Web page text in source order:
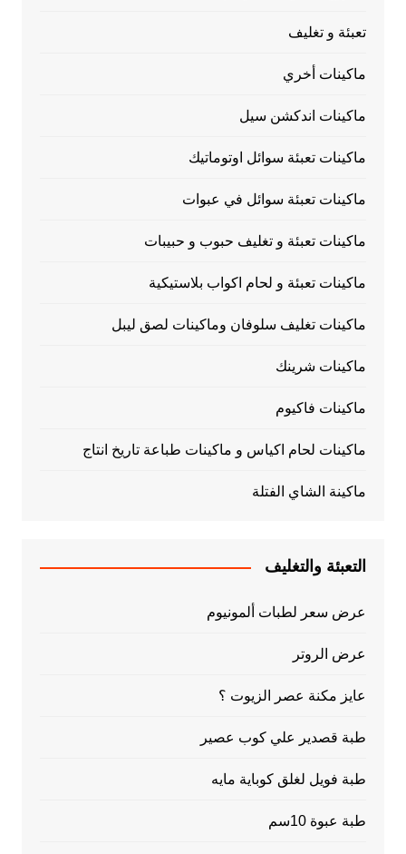
تعبئة و تغليف
ماكينات أخري
ماكينات اندكشن سيل
ماكينات تعبئة سوائل اوتوماتيك
ماكينات تعبئة سوائل في عبوات
ماكينات تعبئة و تغليف حبوب و حبيبات
ماكينات تعبئة و لحام اكواب بلاستيكية
ماكينات تغليف سلوفان وماكينات لصق ليبل
ماكينات شرينك
ماكينات فاكيوم
ماكينات لحام اكياس و ماكينات طباعة تاريخ انتاج
ماكينة الشاي الفتلة
التعبئة والتغليف
عرض سعر لطبات ألمونيوم
عرض الروتر
عايز مكنة عصر الزيوت ؟
طبة قصدير علي كوب عصير
طبة فويل لغلق كوباية مايه
طبة عبوة 10سم